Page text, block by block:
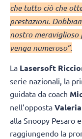
che tutto ciò che
prestazioni.
nostro meraviglioso
venga numeroso”.
La Lasersoft
serie nazionali, la
guidata da coach
nell’opposta
alla Snoopy Pesaro
raggiungendo la